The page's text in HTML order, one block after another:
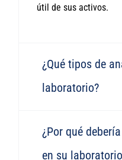
útil de sus activos.
¿Qué tipos de
laboratorio?
¿Por qué
en su